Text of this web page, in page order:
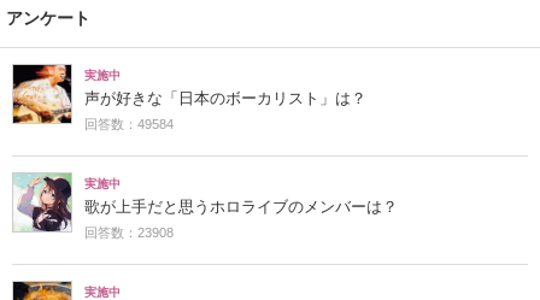
アンケート
実施中
声が好きな「日本のボーカリスト」は？
回答数：49584
実施中
歌が上手だと思うホロライブのメンバーは？
回答数：23908
実施中